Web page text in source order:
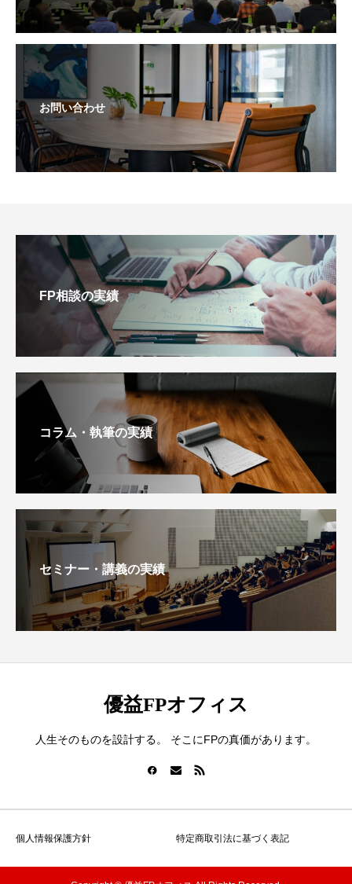
お問い合わせ
FP相談の実績
コラム・執筆の実績
セミナー・講義の実績
優益FPオフィス
人生そのものを設計する。 そこにFPの真価があります。
個人情報保護方針 特定商取引法に基づく表記